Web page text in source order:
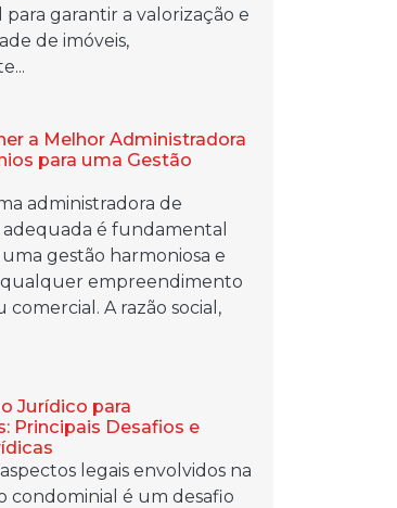
garantir a valorização e
de imóveis,
a Melhor Administradora
para uma Gestão
administradora de
é fundamental
gestão harmoniosa e
empreendimento
comercial. A razão social,
Jurídico para
Principais Desafios e
legais envolvidos na
condominial é um desafio